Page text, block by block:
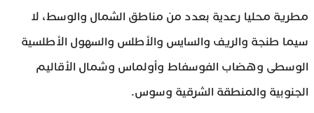
مطرية محليا رعدية بعدد من مناطق الشمال والوسط، لا
سيما طنجة والريف والسايس والأطلس والسهول الأطلسية
الوسطى وهضاب الفوسفاط وأولماس وشمال الأقاليم
الجنوبية والمنطقة الشرقية وسوس.